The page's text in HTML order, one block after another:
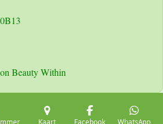
Beauty Within
Kaart Facebook WhatsApp